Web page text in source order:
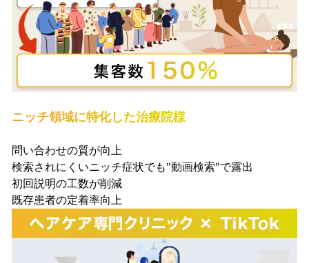
ニッチ領域に特化した治療院様
問い合わせの質が向上
検索されにくいニッチ症状でも"動画検索"で露出
初回説明の工数が削減
既存患者の定着率向上